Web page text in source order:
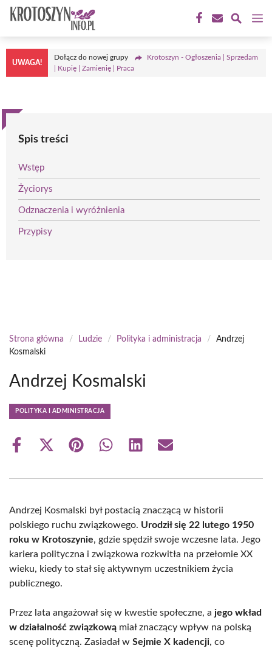
Przejdź
treści
UWAGA!
Dołącz do nowej grupy
Krotoszyn - Ogłoszenia | Sprzedam
| Kupię | Zamienię | Praca
Spis treści
Wstęp
Życiorys
Odznaczenia i wyróżnienia
Przypisy
Strona główna / Ludzie / Polityka i administracja /
Andrzej
Kosmalski
Andrzej Kosmalski
POLITYKA I ADMINISTRACJA
Share
Share
(Twitter)
Share Share Share Share
Andrzej Kosmalski był postacią znaczącą w historii
polskiego ruchu związkowego. Urodził się 22 lutego 1950
roku w Krotoszynie, gdzie spędził swoje wczesne lata. Jego
kariera polityczna i związkowa rozkwitła na przełomie XX
wieku, kiedy to stał się aktywnym uczestnikiem życia
publicznego.
Przez lata angażował się w kwestie społeczne, a jego wkład
w działalność związkową miał znaczący wpływ na polską
scenę polityczną. Zasiadał w Sejmie X kadencji, co